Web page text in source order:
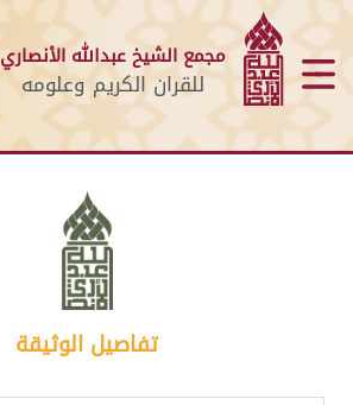
مجمع الشيخ عبدالله الأنصاري
للقران الكريم وعلومه
تفاصيل الوثيقة